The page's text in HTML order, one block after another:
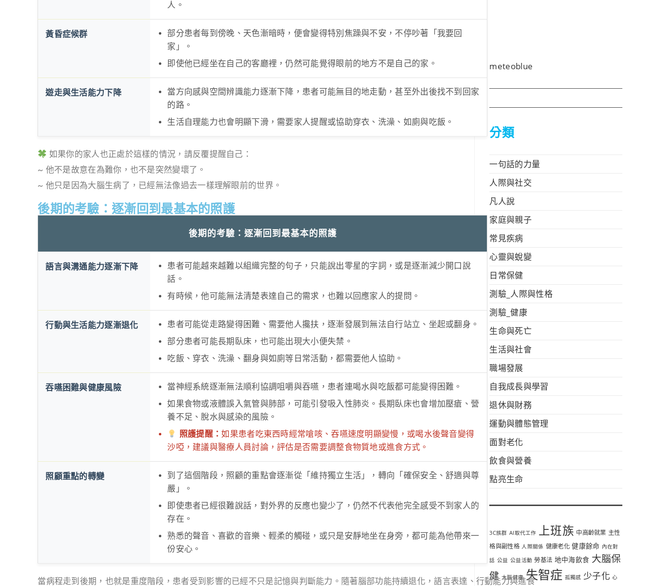
人。
黃昏症候群
部分患者每到傍晚、天色漸暗時，便會變得特別焦躁與不安，不停吵著「我要回
家」。
即使他已經坐在自己的客廳裡，仍然可能覺得眼前的地方不是自己的家。
遊走與生活能力下降
當方向感與空間辨識能力逐漸下降，患者可能無目的地走動，甚至外出後找不到回家
的路。
生活自理能力也會明顯下滑，需要家人提醒或協助穿衣、洗澡、如廁與吃飯。
如果你的家人也正處於這樣的情況，請反覆提醒自己：
~ 他不是故意在為難你，也不是突然變壞了。
~ 他只是因為大腦生病了，已經無法像過去一樣理解眼前的世界。
後期的考驗：逐漸回到最基本的照護
後期的考驗：逐漸回到最基本的照護
語言與溝通能力逐漸下降
患者可能越來越難以組織完整的句子，只能說出零星的字詞，或是逐漸減少開口說
話。
有時候，他可能無法清楚表達自己的需求，也難以回應家人的提問。
行動與生活能力逐漸退化
患者可能從走路變得困難、需要他人攙扶，逐漸發展到無法自行站立、坐起或翻身。
部分患者可能長期臥床，也可能出現大小便失禁。
吃飯、穿衣、洗澡、翻身與如廁等日常活動，都需要他人協助。
吞嚥困難與健康風險
當神經系統逐漸無法順利協調咀嚼與吞嚥，患者連喝水與吃飯都可能變得困難。
如果食物或液體誤入氣管與肺部，可能引發吸入性肺炎。長期臥床也會增加壓瘡、營
養不足、脫水與感染的風險。
照護提醒：如果患者吃東西時經常嗆咳、吞嚥速度明顯變慢，或喝水後聲音變得
沙啞，建議與醫療人員討論，評估是否需要調整食物質地或進食方式。
照顧重點的轉變
到了這個階段，照顧的重點會逐漸從「維持獨立生活」，轉向「確保安全、舒適與尊
嚴」。
即使患者已經很難說話，對外界的反應也變少了，仍然不代表他完全感受不到家人的
存在。
熟悉的聲音、喜歡的音樂、輕柔的觸碰，或只是安靜地坐在身旁，都可能為他帶來一
份安心。
當病程走到後期，也就是重度階段，患者受到影響的已經不只是記憶與判斷能力。隨著腦部功能持續退化，語言表達、行動能力與進食
meteoblue
分類
一句話的力量
人際與社交
凡人說
家庭與親子
常見疾病
心靈與蛻變
日常保健
測驗_人際與性格
測驗_健康
生命與死亡
生活與社會
職場發展
自我成長與學習
退休與財務
運動與體態管理
面對老化
飲食與營養
點亮生命
3C族群 AI取代工作 上班族 中高齡就業 主性
格與副性格 人際關係 健康老化 健康餘命 內在對
話 公益 公益活動 勞基法 地中海飲食 大腦保
健 大腦健康 失智症 孤獨感 少子化 心